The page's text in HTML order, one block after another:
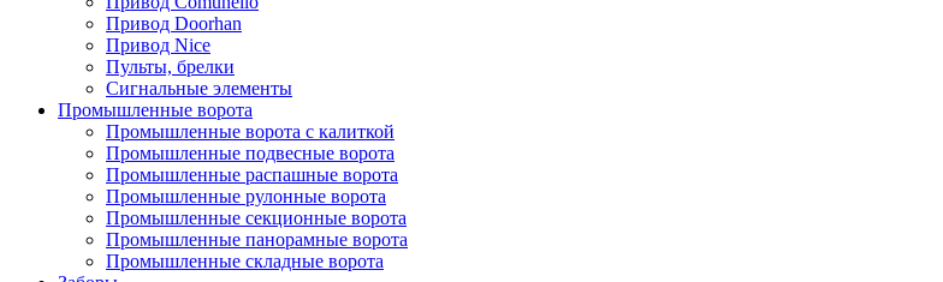
Привод Doorhan
Привод Nice
Пульты, брелки
Сигнальные элементы
Промышленные ворота
Промышленные ворота с калиткой
Промышленные подвесные ворота
Промышленные распашные ворота
Промышленные рулонные ворота
Промышленные секционные ворота
Промышленные панорамные ворота
Промышленные складные ворота